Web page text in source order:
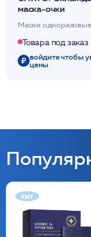
маска-очки
Маски одноразовые
Товара под заказ
войдите чтобы
цены
хит